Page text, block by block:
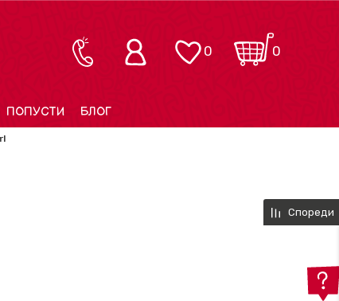
0
0
ПОПУСТИ БЛОГ
Спореди